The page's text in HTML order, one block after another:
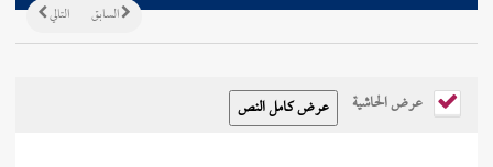
التالي السابق
عرض الحاشية